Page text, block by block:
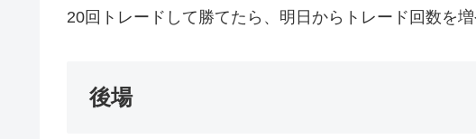
20回トレードして勝てたら、明日からトレード回数を増
後場